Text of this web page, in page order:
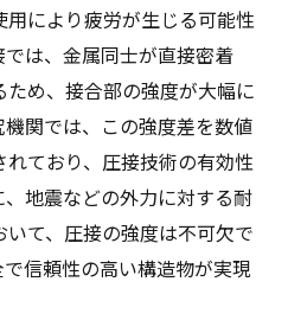
により疲労が生じる可能性
は、金属同士が直接密着
め、接合部の強度が大幅に
関では、この強度差を数値
ており、圧接技術の有効性
地震などの外力に対する耐
て、圧接の強度は不可欠で
信頼性の高い構造物が実現